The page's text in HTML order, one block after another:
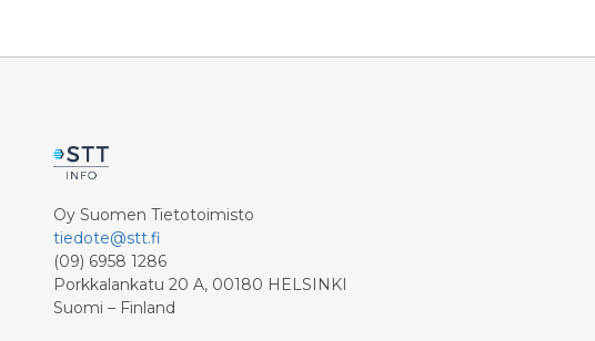
Oy Suomen Tietotoimisto
tiedote@stt.fi
(09) 6958 1286
Porkkalankatu 20 A, 00180 HELSINKI
Suomi – Finland